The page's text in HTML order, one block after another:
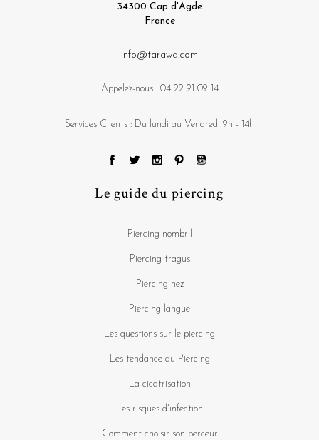
34300 Cap d'Agde
France
info@tarawa.com
Appelez-nous : 04 22 91 09 14
Services Clients : Du lundi au Vendredi 9h - 14h
Le guide du piercing
Piercing nombril
Piercing tragus
Piercing nez
Piercing langue
Les questions sur le piercing
Les tendance du Piercing
La cicatrisation
Les risques d'infection
Comment choisir son perceur